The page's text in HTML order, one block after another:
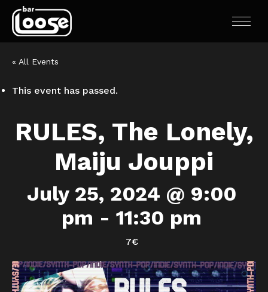
« All Events
This event has passed.
RULES, The Lonely,
Maiju Jouppi
July 25, 2024 @ 9:00
pm - 11:30 pm
7€